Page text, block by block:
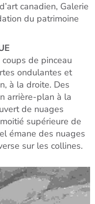
canadien, Galerie
du patrimoine
de pinceau
ondulantes et
à la droite. Des
arrière-plan à la
de nuages
supérieure de
émane des nuages
sur les collines.